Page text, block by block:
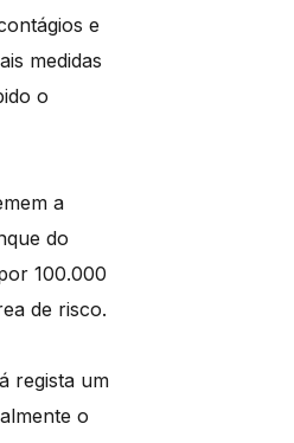
e
medidas
o
a
do
100.000
de risco.
regista um
o